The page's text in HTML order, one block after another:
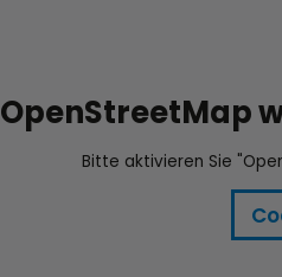
OpenStreetMap
Bitte aktivieren Sie